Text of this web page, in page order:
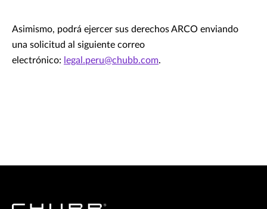
Asimismo, podrá ejercer sus derechos ARCO enviando
una solicitud al siguiente correo
electrónico: legal.peru@chubb.com.